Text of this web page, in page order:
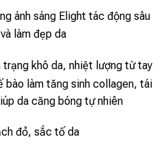
ánh sáng Elight tác động sâu
làm đẹp da
khô da, nhiệt lượng từ tay
làm tăng sinh collagen, tái
da căng bóng tự nhiên
đỏ, sắc tố da